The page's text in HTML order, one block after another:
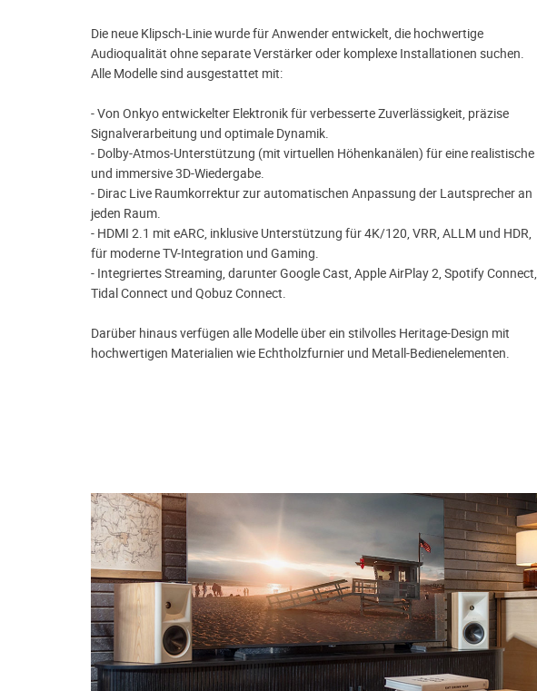
Die neue Klipsch-Linie wurde für Anwender entwickelt, die hochwertige
Audioqualität ohne separate Verstärker oder komplexe Installationen suchen.
Alle Modelle sind ausgestattet mit:
- Von Onkyo entwickelter Elektronik für verbesserte Zuverlässigkeit, präzise
Signalverarbeitung und optimale Dynamik.
- Dolby-Atmos-Unterstützung (mit virtuellen Höhenkanälen) für eine realistische
und immersive 3D-Wiedergabe.
- Dirac Live Raumkorrektur zur automatischen Anpassung der Lautsprecher an
jeden Raum.
- HDMI 2.1 mit eARC, inklusive Unterstützung für 4K/120, VRR, ALLM und HDR,
für moderne TV-Integration und Gaming.
- Integriertes Streaming, darunter Google Cast, Apple AirPlay 2, Spotify Connect,
Tidal Connect und Qobuz Connect.
Darüber hinaus verfügen alle Modelle über ein stilvolles Heritage-Design mit
hochwertigen Materialien wie Echtholzfurnier und Metall-Bedienelementen.